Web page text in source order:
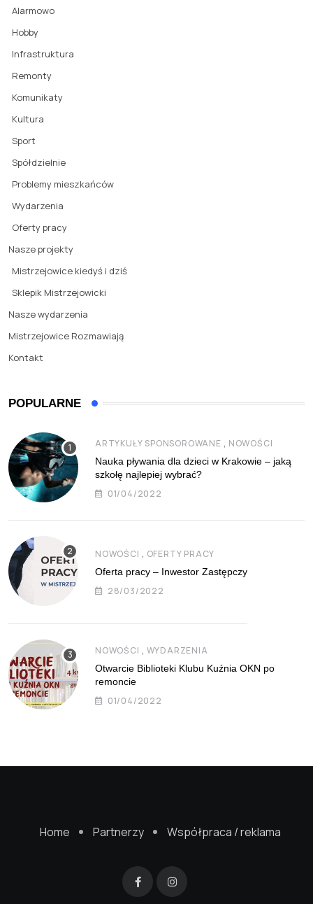
Alarmowo
Hobby
Infrastruktura
Remonty
Komunikaty
Kultura
Sport
Spółdzielnie
Problemy mieszkańców
Wydarzenia
Oferty pracy
Nasze projekty
Mistrzejowice kiedyś i dziś
Sklepik Mistrzejowicki
Nasze wydarzenia
Mistrzejowice Rozmawiają
Kontakt
POPULARNE
ARTYKUŁY SPONSOROWANE , NOWOŚCI
Nauka pływania dla dzieci w Krakowie – jaką
szkołę najlepiej wybrać?
01/04/2022
NOWOŚCI , OFERTY PRACY
Oferta pracy – Inwestor Zastępczy
28/03/2022
NOWOŚCI , WYDARZENIA
Otwarcie Biblioteki Klubu Kuźnia OKN po
remoncie
01/04/2022
Home Partnerzy Współpraca / reklama